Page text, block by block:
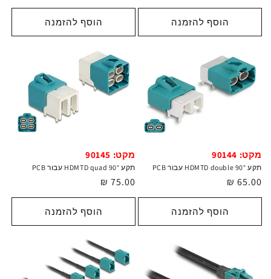
רגיל
הוסף להזמנה
רגיל
הוסף להזמנה
מקט: 90144
תקע HDMTD double 90° עבור PCB
מחיר
רגיל
65.00 ₪
הוסף להזמנה
מקט: 90145
תקע HDMTD quad 90° עבור PCB
מחיר
רגיל
75.00 ₪
הוסף להזמנה